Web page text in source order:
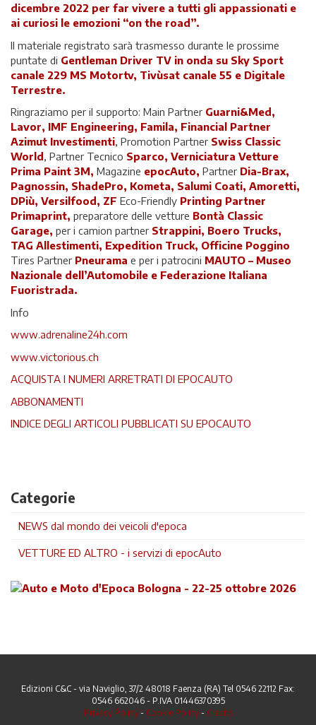
dicembre 2022 per far vivere a tutti gli appassionati e
ai curiosi le emozioni “on the road”.
Il materiale registrato sarà trasmesso durante le prossime
puntate di Gentleman Driver TV in onda su Sky Sport
canale 229 MS Motortv, Tivùsat canale 55 e Digitale
Terrestre.
Ringraziamo per il supporto: Main Partner Guarni&Med,
Lavor, IMF Engineering, Famila, Financial Partner
Azimut Investimenti, Promotion Partner Swiss Classic
World, Partner Tecnico Sparco, Verniciatura Vetture
Prima Paint 3M, Magazine epocAuto, Partner Dia-Brax,
Pagnossin, ShadePro, Kometa, Salumi Coati, Amoretti,
DPiù, Versilfood, ZF Eco-Friendly Printing Partner
Primaprint, preparatore delle vetture Bontà Classic
Garage, per i camion partner Strappini, Boero Trucks,
TAG Allestimenti, Expedition Truck, Officine Poggino
Tires Partner Pneurama e per i patrocini MAUTO – Museo
Nazionale dell’Automobile e Federazione Italiana
Fuoristrada.
Info
www.adrenaline24h.com
www.victorious.ch
ACQUISTA I NUMERI ARRETRATI DI EPOCAUTO
ABBONAMENTI
INDICE DEGLI ARTICOLI PUBBLICATI SU EPOCAUTO
Categorie
NEWS dal mondo dei veicoli d'epoca
VETTURE ED ALTRO - i servizi di epocAuto
Edizioni C&C - via Naviglio, 37/2 48018 Faenza (RA) Tel 0546 22112 Fax:
0546 662046 - P.IVA 01446370395
Privacy Policy- Cookie Policy- Credits